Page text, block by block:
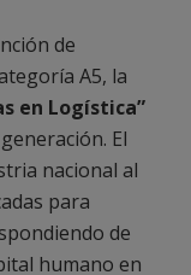
de
A5, la
en Logística”
El
nacional al
para
de
humano en